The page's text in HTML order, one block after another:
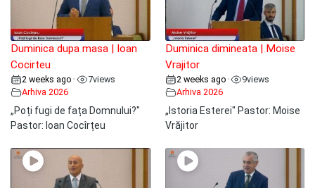
Duminica dupa masa | Ioan
Cocirteu
2 weeks ago • 7views
Arhiva 2026
„Poți fugi de fața Domnului?"
Pastor: Ioan Cocîrțeu
Duminica dimineata | Moise
Vrajitor
2 weeks ago • 9views
Arhiva 2026
„Istoria Esterei" Pastor: Moise
Vrăjitor